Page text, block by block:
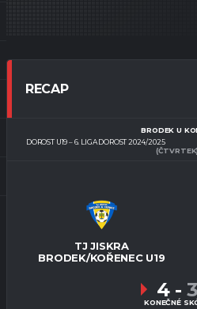
RECAP
DOROST U19 – 6. LIGA DOROST 2024/2025
BRODEK U
(ČTVRTEK)
TJ JISKRA
BRODEK/KOŘENEC U19
4 - 3
KONEČNÉ